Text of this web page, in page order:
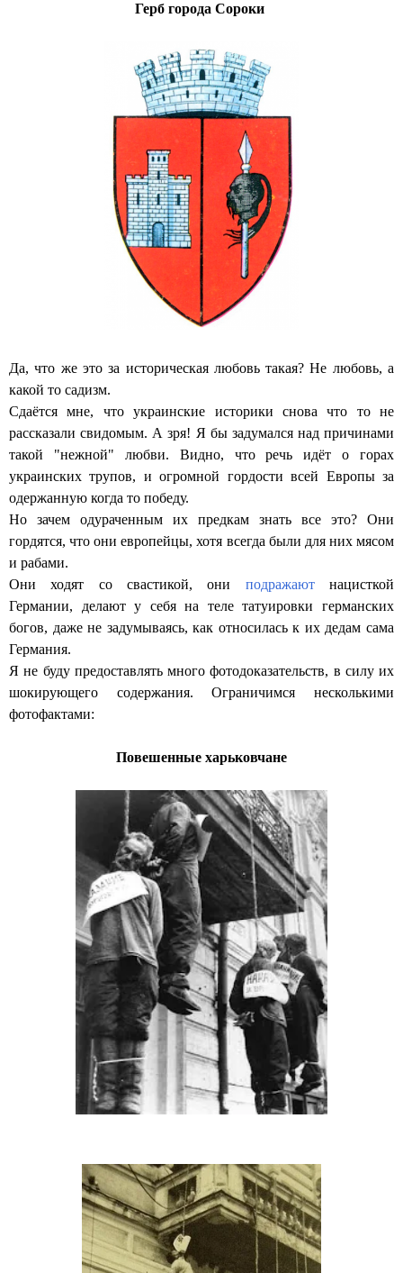
Герб города Сороки
Да, что же это за историческая любовь такая? Не любовь, а
какой то садизм.
Сдаётся мне, что украинские историки снова что то не
рассказали свидомым. А зря! Я бы задумался над причинами
такой "нежной" любви. Видно, что речь идёт о горах
украинских трупов, и огромной гордости всей Европы за
одержанную когда то победу.
Но зачем одураченным их предкам знать все это? Они
гордятся, что они европейцы, хотя всегда были для них мясом
и рабами.
Они ходят со свастикой, они подражаютнацисткой
Германии, делают у себя на теле татуировки германских
богов, даже не задумываясь, как относилась к их дедам сама
Германия.
Я не буду предоставлять много фотодоказательств, в силу их
шокирующего содержания. Ограничимся несколькими
фотофактами:
Повешенные харьковчане